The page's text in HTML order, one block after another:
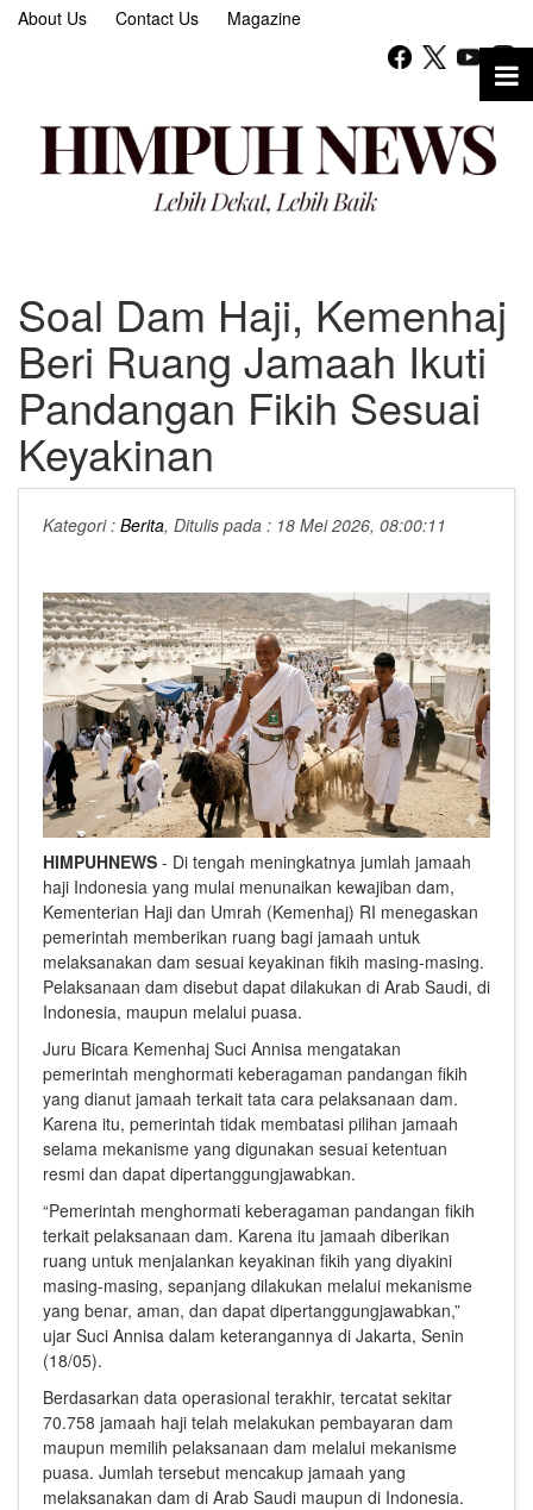
About Us Contact Us Magazine
Soal Dam Haji, Kemenhaj
Beri Ruang Jamaah Ikuti
Pandangan Fikih Sesuai
Keyakinan
Kategori : Berita, Ditulis pada : 18 Mei 2026, 08:00:11
HIMPUHNEWS - Di tengah meningkatnya jumlah jamaah
haji Indonesia yang mulai menunaikan kewajiban dam,
Kementerian Haji dan Umrah (Kemenhaj) RI menegaskan
pemerintah memberikan ruang bagi jamaah untuk
melaksanakan dam sesuai keyakinan fikih masing-masing.
Pelaksanaan dam disebut dapat dilakukan di Arab Saudi, di
Indonesia, maupun melalui puasa.
Juru Bicara Kemenhaj Suci Annisa mengatakan
pemerintah menghormati keberagaman pandangan fikih
yang dianut jamaah terkait tata cara pelaksanaan dam.
Karena itu, pemerintah tidak membatasi pilihan jamaah
selama mekanisme yang digunakan sesuai ketentuan
resmi dan dapat dipertanggungjawabkan.
“Pemerintah menghormati keberagaman pandangan fikih
terkait pelaksanaan dam. Karena itu jamaah diberikan
ruang untuk menjalankan keyakinan fikih yang diyakini
masing-masing, sepanjang dilakukan melalui mekanisme
yang benar, aman, dan dapat dipertanggungjawabkan,”
ujar Suci Annisa dalam keterangannya di Jakarta, Senin
(18/05).
Berdasarkan data operasional terakhir, tercatat sekitar
70.758 jamaah haji telah melakukan pembayaran dam
maupun memilih pelaksanaan dam melalui mekanisme
puasa. Jumlah tersebut mencakup jamaah yang
melaksanakan dam di Arab Saudi maupun di Indonesia.